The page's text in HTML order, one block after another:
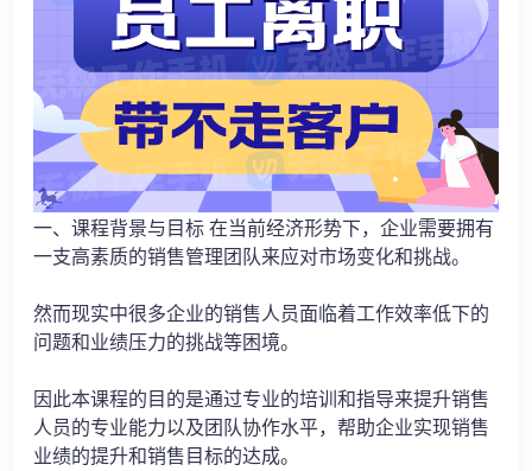
一、课程背景与目标 在当前经济形势下，企业需要拥有
一支高素质的销售管理团队来应对市场变化和挑战。
然而现实中很多企业的销售人员面临着工作效率低下的
问题和业绩压力的挑战等困境。
因此本课程的目的是通过专业的培训和指导来提升销售
人员的专业能力以及团队协作水平，帮助企业实现销售
业绩的提升和销售目标的达成。